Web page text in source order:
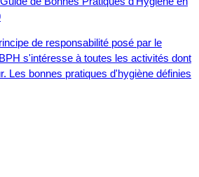
de responsabilité posé par le
s'intéresse à toutes les activités dont
Les bonnes pratiques d'hygiène définies